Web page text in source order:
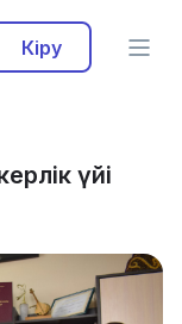
Кіру
үйі